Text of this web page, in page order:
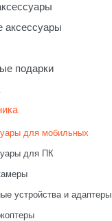
подарки
для мобильных
для ПК
устройства и адаптеры